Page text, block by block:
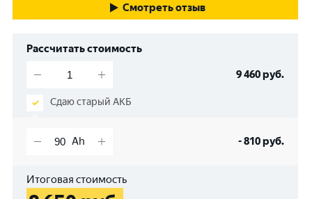
Смотреть отзыв
Рассчитать стоимость
9 460руб.
Сдаю старый АКБ
-810руб.
Итоговая стоимость